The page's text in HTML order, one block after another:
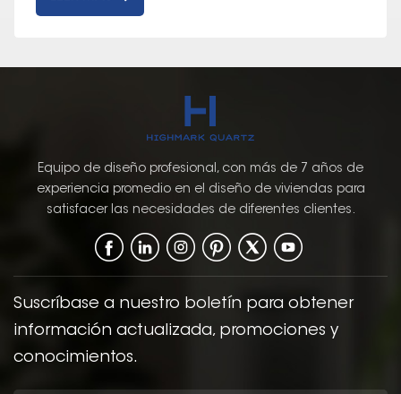
Equipo de diseño profesional, con más de 7 años de
experiencia promedio en el diseño de viviendas para
satisfacer las necesidades de diferentes clientes.
Suscríbase a nuestro boletín para obtener
información actualizada, promociones y
conocimientos.